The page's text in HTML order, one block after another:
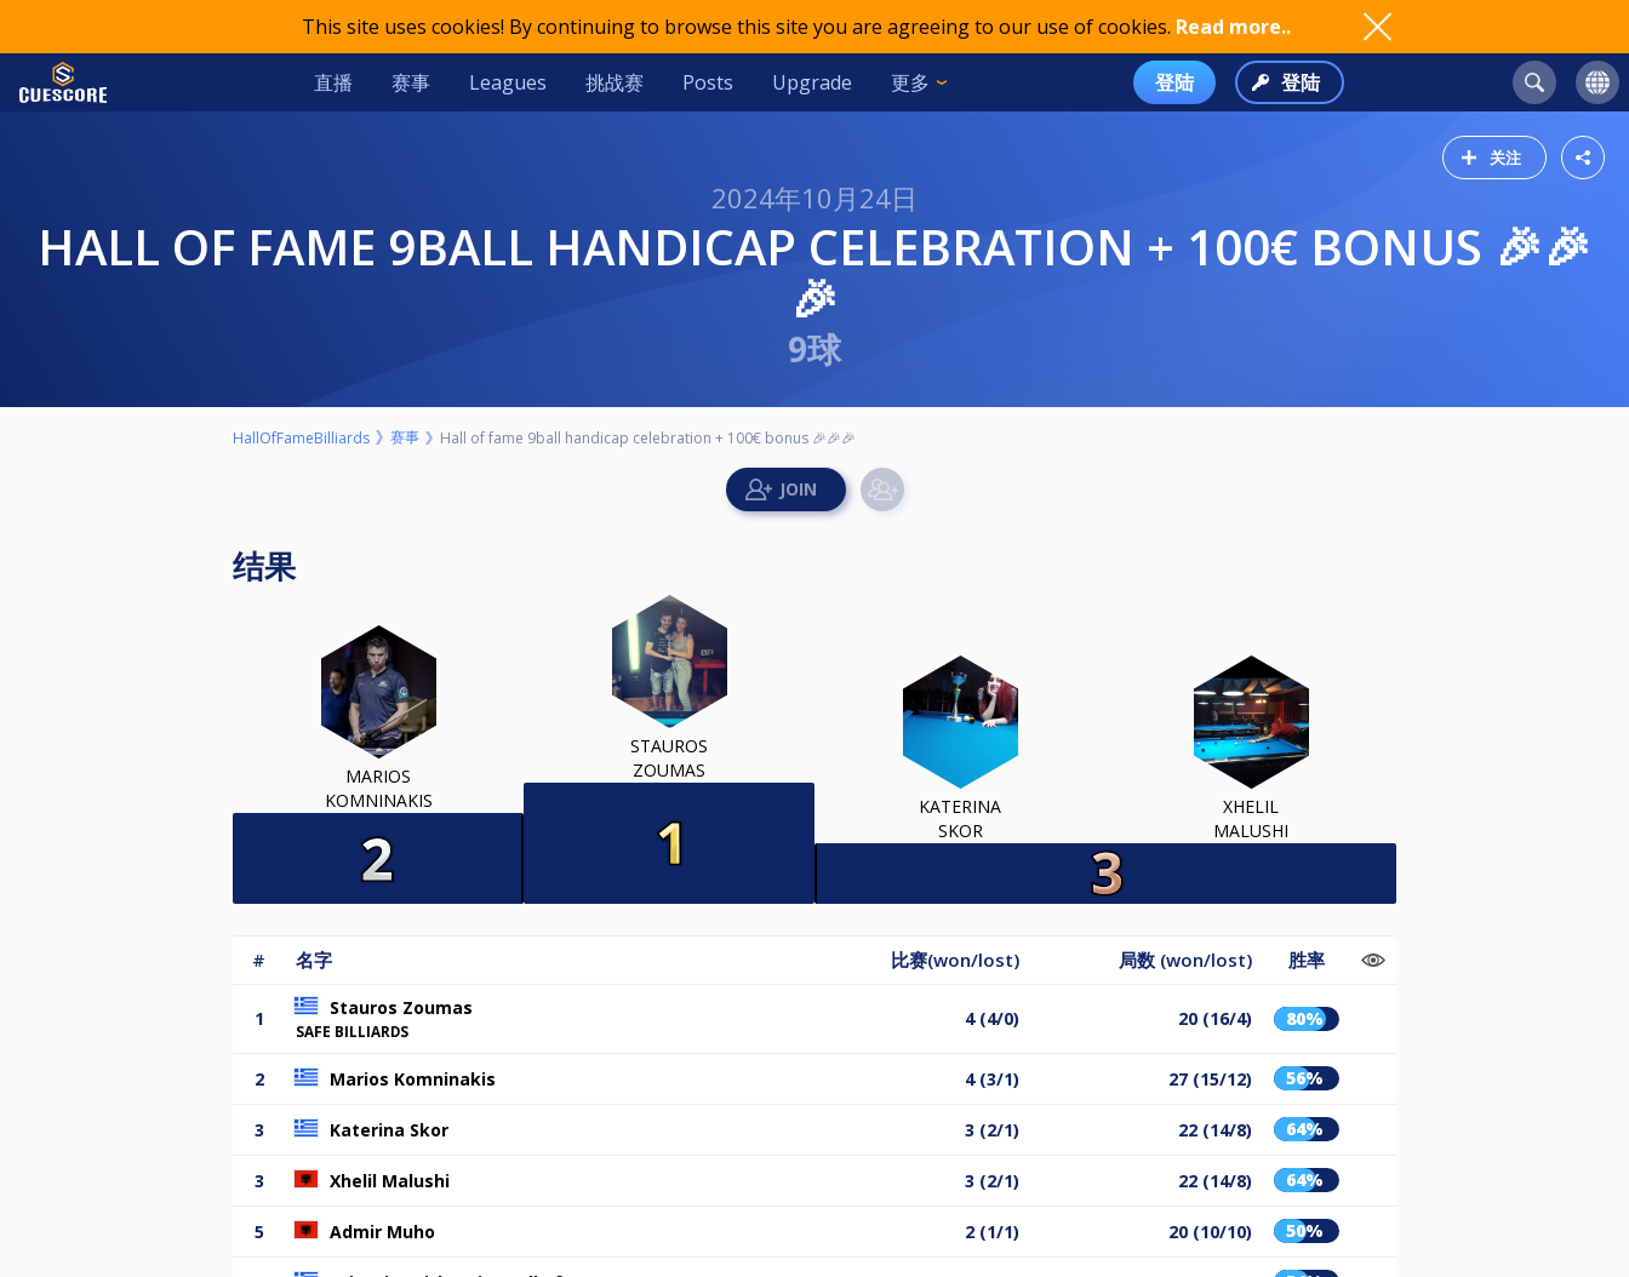
This site uses cookies! By continuing to browse this site you are agreeing to our use of cookies. Read more..
直播 赛事 Leagues 挑战赛 Posts Upgrade 更多 登陆 登陆
关注
2024年10月24日
HALL OF FAME 9BALL HANDICAP CELEBRATION + 100€ BONUS 🎉🎉
🎉
9球
HallOfFameBilliards 赛事 Hall of fame 9ball handicap celebration + 100€ bonus 🎉🎉🎉
结果
MARIOS
KOMNINAKIS
STAUROS
ZOUMAS
KATERINA
SKOR
XHELIL
MALUSHI
# 名字 比赛(won/lost) 局数 (won/lost) 胜率
1 Stauros Zoumas
SAFE BILLIARDS
4 (4/0) 20 (16/4) 80%
2 Marios Komninakis 4 (3/1) 27 (15/12) 56%
3 Katerina Skor 3 (2/1) 22 (14/8) 64%
3 Xhelil Malushi 3 (2/1) 22 (14/8) 64%
5 Admir Muho 2 (1/1) 20 (10/10) 50%